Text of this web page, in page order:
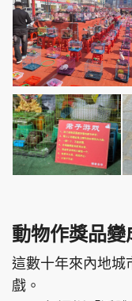
動物作獎品
這數十年來內地城
戲。